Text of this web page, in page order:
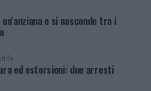
e si nasconde tra i
fa
ed estorsioni: due arresti